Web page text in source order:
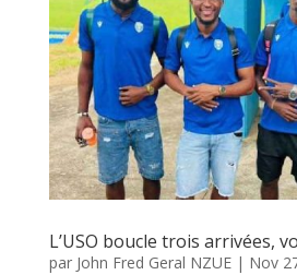
L’USO boucle trois arrivées,
par John Fred Geral NZUE| Nov